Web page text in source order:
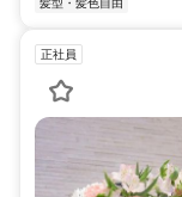
髪型・髪色自由
正社員